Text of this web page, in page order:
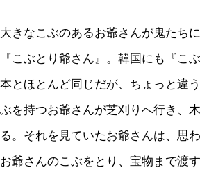
きなこぶのあるお爺さんが鬼たち
こぶとり爺さん』。韓国にも『こ
とほとんど同じだが、ちょっと違
を持つお爺さんが芝刈りへ行き、
。それを見ていたお爺さんは、思
爺さんのこぶをとり、宝物まで渡